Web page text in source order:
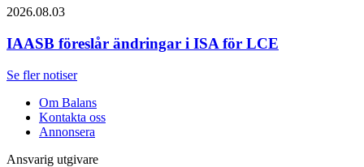
2026.08.03
IAASB föreslår ändringar i ISA för LCE
Se fler notiser
Om Balans
Kontakta oss
Annonsera
Ansvarig utgivare